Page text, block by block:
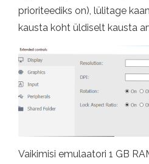
prioriteediks on), lülitage
kausta koht üldiselt kausta
Vaikimisi emulaatori 1 GB